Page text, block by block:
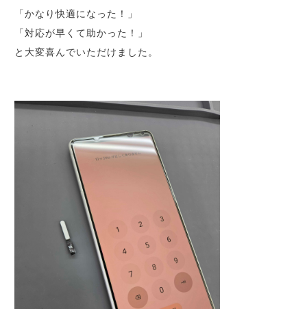
「かなり快適になった！」
「対応が早くて助かった！」
と大変喜んでいただけました。